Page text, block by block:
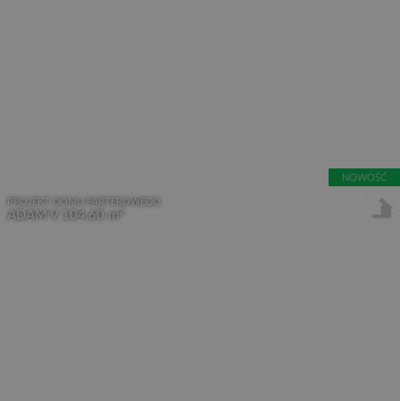
NOWOŚĆ
PROJEKT DOMU PARTEROWEGO
ADAM V 104,60 m 2